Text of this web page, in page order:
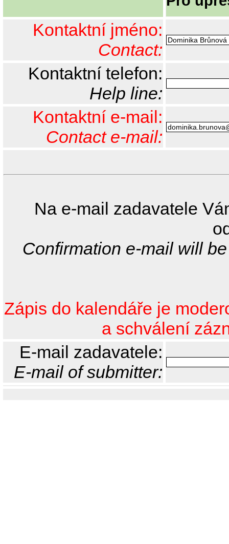
Kontaktní jméno:
Contact:
Kontaktní telefon:
Help line:
Kontaktní e-mail:
Contact e-mail:
Na e-mail zadavatele
Confirmation e-mail will
Zápis do kalendáře je
a schválení
E-mail zadavatele:
E-mail of submitter: